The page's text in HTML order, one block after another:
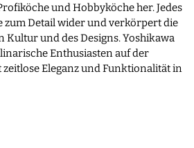
und Hobbyköche her. Jedes
zum Detail wider und verkörpert die
Kultur und des Designs. Yoshikawa
Enthusiasten auf der
zeitlose Eleganz und Funktionalität in